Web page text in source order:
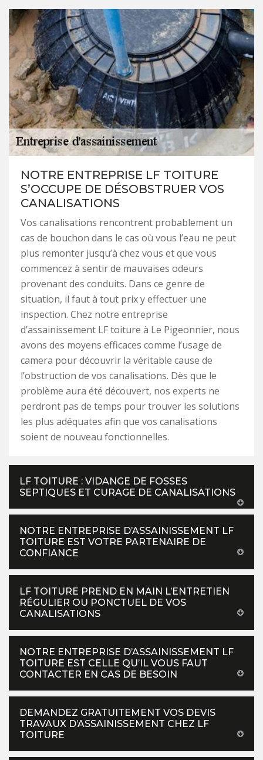
NOTRE ENTREPRISE LF TOITURE
S’OCCUPE DE DÉSOBSTRUER VOS
CANALISATIONS
Vos canalisations rencontrent probablement un
cas de bouchon dans le cas où vous l’eau ne peut
plus remonter jusqu’à chez vous et que vous
commencez à sentir de mauvaises odeurs
provenant des conduits. Dans ce genre de
situation, il faut à tout prix y effectuer une
inspection. Chez notre entreprise
d’assainissement LF toiture à Le Pigeonnier, nous
avons des moyens efficaces comme l’usage de
camera pour découvrir la véritable cause de
l’obstruction de vos canalisations. Dès que le
problème aura été découvert, nos experts ne
perdront pas de temps pour trouver les solutions
les plus adéquates afin que vos canalisations
soient de nouveau fonctionnelles.
LF TOITURE : VIDANGE DE FOSSES
SEPTIQUES ET CURAGE DE CANALISATIONS
NOTRE ENTREPRISE D’ASSAINISSEMENT LF
TOITURE EST VOTRE PARTENAIRE DE
CONFIANCE
LF TOITURE PREND EN MAIN L’ENTRETIEN
RÉGULIER OU PONCTUEL DE VOS
CANALISATIONS
NOTRE ENTREPRISE D’ASSAINISSEMENT LF
TOITURE EST CELLE QU’IL VOUS FAUT
CONTACTER EN CAS DE BESOIN
DEMANDEZ GRATUITEMENT VOS DEVIS
TRAVAUX D’ASSAINISSEMENT CHEZ LF
TOITURE